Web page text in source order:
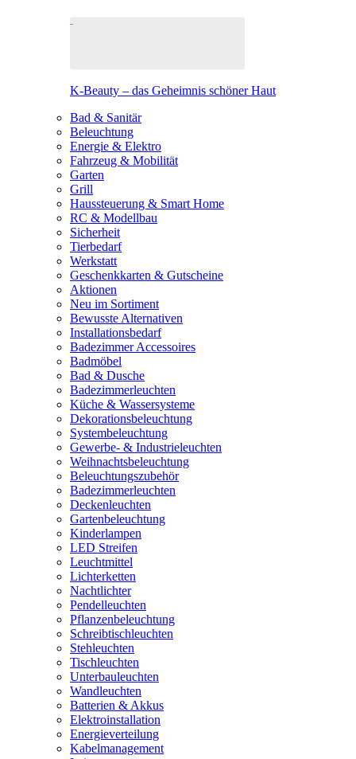
K-Beauty – das Geheimnis schöner Haut
Bad & Sanitär
Beleuchtung
Energie & Elektro
Fahrzeug & Mobilität
Garten
Grill
Haussteuerung & Smart Home
RC & Modellbau
Sicherheit
Tierbedarf
Werkstatt
Geschenkkarten & Gutscheine
Aktionen
Neu im Sortiment
Bewusste Alternativen
Installationsbedarf
Badezimmer Accessoires
Badmöbel
Bad & Dusche
Badezimmerleuchten
Küche & Wassersysteme
Dekorationsbeleuchtung
Systembeleuchtung
Gewerbe- & Industrieleuchten
Weihnachtsbeleuchtung
Beleuchtungszubehör
Badezimmerleuchten
Deckenleuchten
Gartenbeleuchtung
Kinderlampen
LED Streifen
Leuchtmittel
Lichterketten
Nachtlichter
Pendelleuchten
Pflanzenbeleuchtung
Schreibtischleuchten
Stehleuchten
Tischleuchten
Unterbauleuchten
Wandleuchten
Batterien & Akkus
Elektroinstallation
Energieverteilung
Kabelmanagement